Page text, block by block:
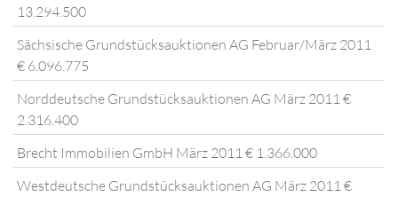
13.294.500
Sächsische Grundstücksauktionen AG Februar/März 2011
€ 6.096.775
Norddeutsche Grundstücksauktionen AG März 2011 €
2.316.400
Brecht Immobilien GmbH März 2011 € 1.366.000
Westdeutsche Grundstücksauktionen AG März 2011 €